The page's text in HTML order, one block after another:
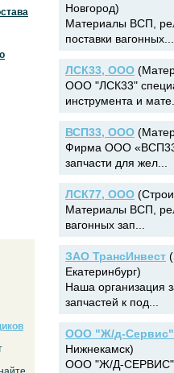
Новгород)
Материалы ВСП,
поставки вагонных...
ЛСК33, ООО
ООО "ЛСК33"
инструмента и
ВСП33, ООО
Фирма ООО
запчасти для жел...
ЛСК77, ООО
Материалы ВСП,
вагонных зап...
ЗАО ТрансИнвест
Екатеринбург)
Наша организация
запчастей к под...
ООО "Ж/д-Сервис"
Нижнекамск)
ООО "Ж/Д-СЕРВИС"